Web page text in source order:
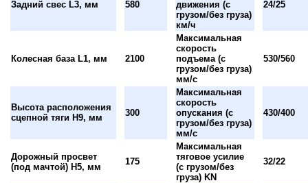
Задний свес L3, мм 580
движения (с
грузом/без груза)
км/ч
24/25
Колесная база L1, мм 2100
Максимальная
скорость
подъема (с
грузом/без груза)
мм/с
530/560
Высота расположения
сцепной тяги H9, мм
300
Максимальная
скорость
опускания (с
грузом/без груза)
мм/с
430/400
Дорожный просвет
(под мачтой) H5, мм
175
Максимальная
тяговое усилие
(с грузом/без
груза) KN
32/22